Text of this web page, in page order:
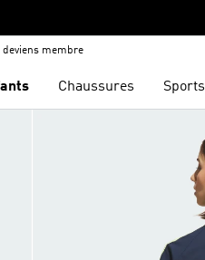
deviens membre
Chaussures Sports